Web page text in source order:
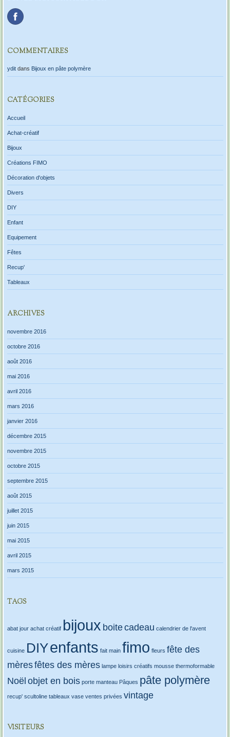
COMMENTAIRES
yditdans Bijoux en pâte polymère
CATÉGORIES
Accueil
Achat-créatif
Bijoux
Créations FIMO
Décoration d'objets
Divers
DIY
Enfant
Equipement
Fêtes
Recup'
Tableaux
ARCHIVES
novembre 2016
octobre 2016
août 2016
mai 2016
avril 2016
mars 2016
janvier 2016
décembre 2015
novembre 2015
octobre 2015
septembre 2015
août 2015
juillet 2015
juin 2015
mai 2015
avril 2015
mars 2015
TAGS
abat jour achat créatif bijoux boitecadeau calendrier de l'avent
cuisine DIYenfants fait main fimo fleurs fête des
mèresfêtes des mères lampe loisirs créatifs mousse thermoformable
Noël objet en bois porte manteau Pâques pâte polymère
recup' scultoline tableaux vase ventes privées vintage
VISITEURS